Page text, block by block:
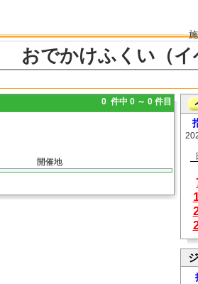
おでかけふくい（イ
0 件中 0 ～ 0 件目
開催地